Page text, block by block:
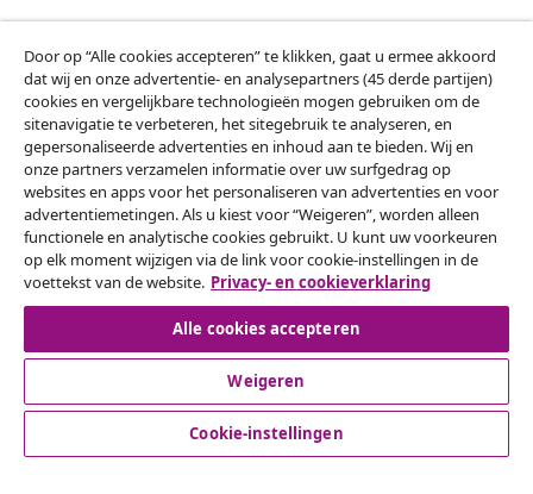
Klantenservice
Zakelijk
vidaXL
Ontdek meer
© 2008-2026 vidaXL www.vidaxl.nl is een website van vidaXL
Door op “Alle cookies accepteren” te klikken, gaat u ermee akkoord
dat wij en onze advertentie- en analysepartners (45 derde partijen)
cookies en vergelijkbare technologieën mogen gebruiken om de
sitenavigatie te verbeteren, het sitegebruik te analyseren, en
gepersonaliseerde advertenties en inhoud aan te bieden. Wij en
onze partners verzamelen informatie over uw surfgedrag op
websites en apps voor het personaliseren van advertenties en voor
advertentiemetingen. Als u kiest voor “Weigeren”, worden alleen
functionele en analytische cookies gebruikt. U kunt uw voorkeuren
op elk moment wijzigen via de link voor cookie-instellingen in de
voettekst van de website. Privacy- en cookieverklaring
Alle cookies accepteren
Weigeren
Cookie-instellingen